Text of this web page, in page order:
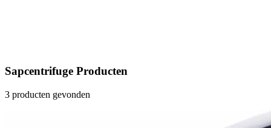
Sapcentrifuge Producten
3 producten gevonden